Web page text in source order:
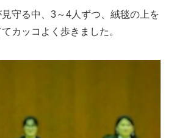
守る中、3～4人ずつ、絨毯の上を
カッコよく歩きました。